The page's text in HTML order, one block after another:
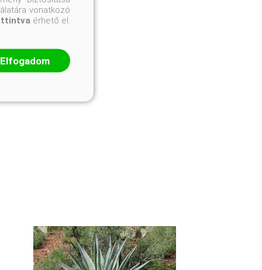
vonatkozó
érhető el.
Elfogadom